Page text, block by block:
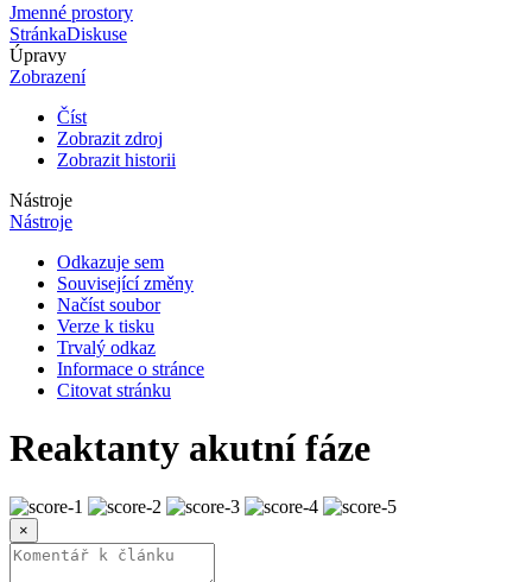
Jmenné prostory
StránkaDiskuse
Úpravy
Zobrazení
Číst
Zobrazit zdroj
Zobrazit historii
Nástroje
Nástroje
Odkazuje sem
Související změny
Načíst soubor
Verze k tisku
Trvalý odkaz
Informace o stránce
Citovat stránku
Reaktanty akutní fáze
×